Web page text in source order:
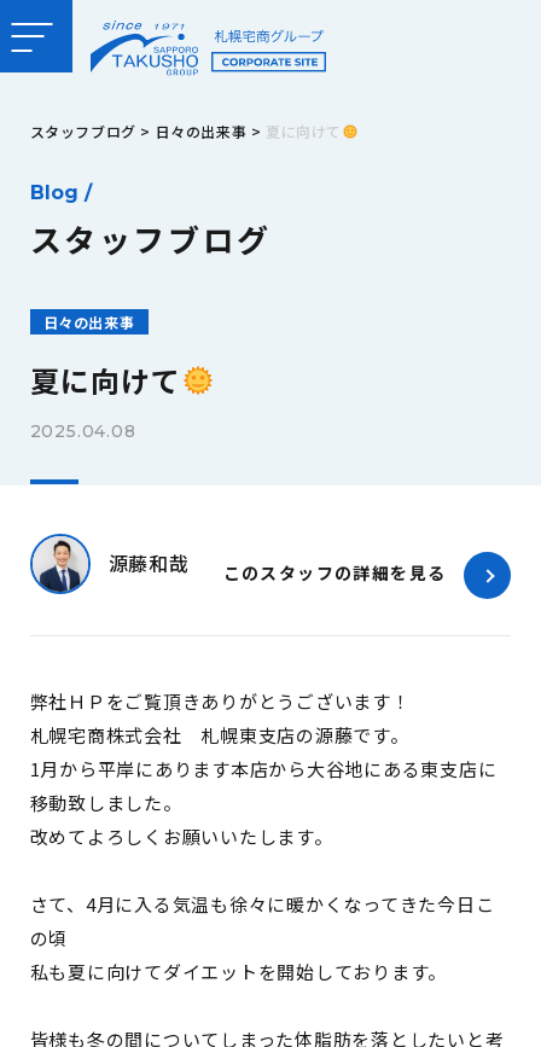
スタッフブログ > 日々の出来事 > 夏に向けて
Blog /
スタッフブログ
日々の出来事
夏に向けて
2025.04.08
源藤和哉 このスタッフの詳細を見る
弊社ＨＰをご覧頂きありがとうございます！
札幌宅商株式会社 札幌東支店の源藤です。
1月から平岸にあります本店から大谷地にある東支店に
移動致しました。
改めてよろしくお願いいたします。
さて、4月に入る気温も徐々に暖かくなってきた今日こ
の頃
私も夏に向けてダイエットを開始しております。
皆様も冬の間についてしまった体脂肪を落としたいと考